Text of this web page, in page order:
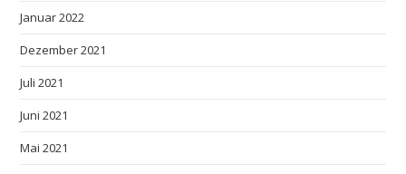
Januar 2022
Dezember 2021
Juli 2021
Juni 2021
Mai 2021